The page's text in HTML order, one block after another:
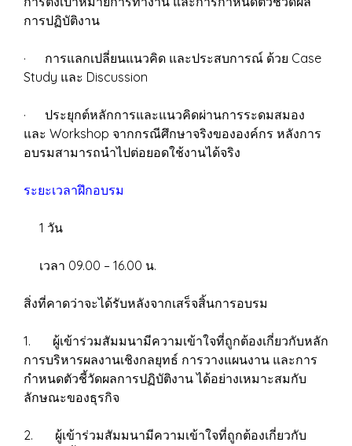
การปฏิบัติงาน
· การแลกเปลี่ยนแนวคิด และประสบการณ์ ด้วย Case
Study และ Discussion
· ประยุกต์หลักการและแนวคิดผ่านการระดมสมอง
และ Workshop จากกรณีศึกษาจริงขององค์กร หลังการ
อบรมสามารถนำไปต่อยอดใช้งานได้จริง
ระยะเวลาฝึกอบรม
1 วัน
เวลา 09.00 – 16.00 น.
สิ่งที่คาดว่าจะได้รับหลังจากเสร็จสิ้นการอบรม
1. ผู้เข้าร่วมสัมมนามีความเข้าใจที่ถูกต้องเกี่ยวกับหลัก
การบริหารผลงานเชิงกลยุทธ์ การวางแผนงาน และการ
กำหนดตัวชี้วัดผลการปฏิบัติงาน ได้อย่างเหมาะสมกับ
ลักษณะของธุรกิจ
2. ผู้เข้าร่วมสัมมนามีความเข้าใจที่ถูกต้องเกี่ยวกับ